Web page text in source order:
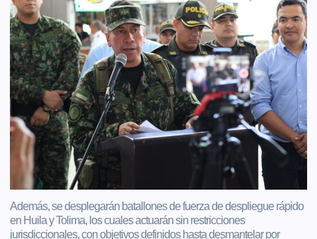
Además, se desplegarán batallones de fuerza de despliegue rápido
en Huila y Tolima, los cuales actuarán sin restricciones
jurisdiccionales, con objetivos definidos hasta desmantelar por